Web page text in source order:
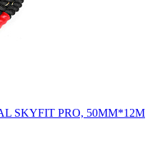
SKYFIT PRO, 50MM*12M